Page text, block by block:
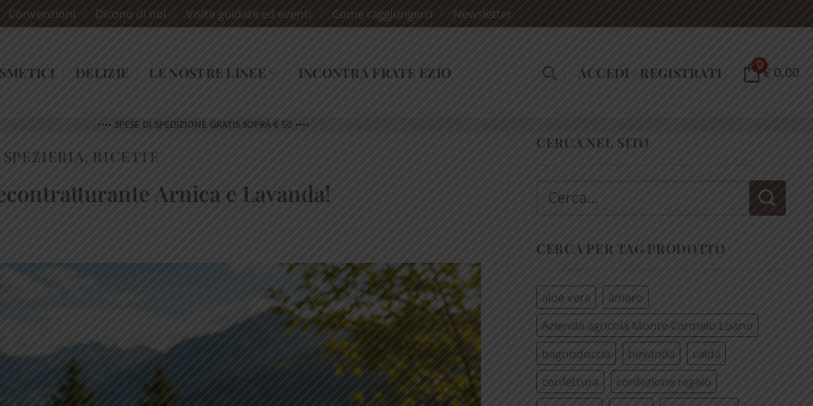
Convenzioni Dicono di noi Visite guidate ed eventi Come raggiungerci Newsletter
DELIZIE LE NOSTRE LINEE INCONTRA FRATE EZIO ACCEDI / REGISTRATI 0€ 0,00
•••• SPESE DI SPEDIZIONE GRATIS SOPRA € 50 ••••
, RICETTE
Arnica e Lavanda!
CERCA NEL SITO
Cerca:
CERCA PER TAG PRODOTTO
aloe vera
amaro
Azienda agricola Monte Carmelo Loano
bagnodoccia
bevanda
calda
confettura
confezione regalo